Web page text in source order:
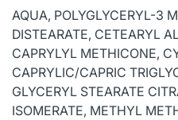
AQUA, POLYGLYCERYL-3
DISTEARATE, CETEARYL
CAPRYLYL METHICONE,
CAPRYLIC/CAPRIC
GLYCERYL STEARATE
ISOMERATE, METHYL